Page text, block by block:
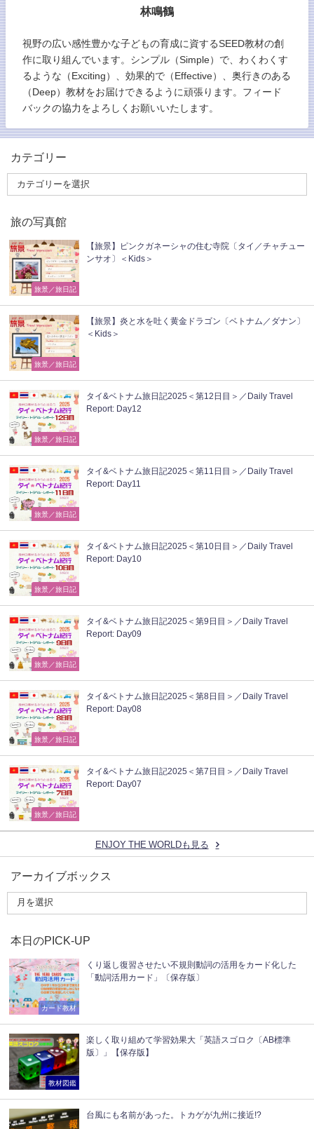
林鳴鶴
視野の広い感性豊かな子どもの育成に資するSEED教材の創
作に取り組んでいます。シンプル（Simple）で、わくわくす
るような（Exciting）、効果的で（Effective）、奥行きのある
（Deep）教材をお届けできるように頑張ります。フィード
バックの協力をよろしくお願いいたします。
カテゴリー
旅の写真館
旅景／旅日記
【旅景】ピンクガネーシャの住む寺院〔タイ／チャチュー
ンサオ〕＜Kids＞
旅景／旅日記
【旅景】炎と水を吐く黄金ドラゴン〔ベトナム／ダナン〕
＜Kids＞
旅景／旅日記
タイ&ベトナム旅日記2025＜第12日目＞／Daily Travel
Report: Day12
旅景／旅日記
タイ&ベトナム旅日記2025＜第11日目＞／Daily Travel
Report: Day11
旅景／旅日記
タイ&ベトナム旅日記2025＜第10日目＞／Daily Travel
Report: Day10
旅景／旅日記
タイ&ベトナム旅日記2025＜第9日目＞／Daily Travel
Report: Day09
旅景／旅日記
タイ&ベトナム旅日記2025＜第8日目＞／Daily Travel
Report: Day08
旅景／旅日記
タイ&ベトナム旅日記2025＜第7日目＞／Daily Travel
Report: Day07
ENJOY THE WORLDも見る
アーカイブボックス
本日のPICK-UP
カード教材
くり返し復習させたい不規則動詞の活用をカード化した
「動詞活用カード」〔保存版〕
教材図鑑
楽しく取り組めて学習効果大「英語スゴロク〔AB標準
版〕」【保存版】
台風にも名前があった。トカゲが九州に接近!?